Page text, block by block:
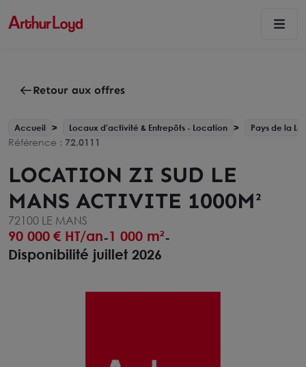
Retour aux offres
Accueil Locaux d'activité & Entrepôts - Location Pays de la
Référence : 72.0111
LOCATION ZI SUD LE
MANS ACTIVITE 1000M²
72100 LE MANS
90 000 € HT/an-1 000 m²-
Disponibilité juillet 2026